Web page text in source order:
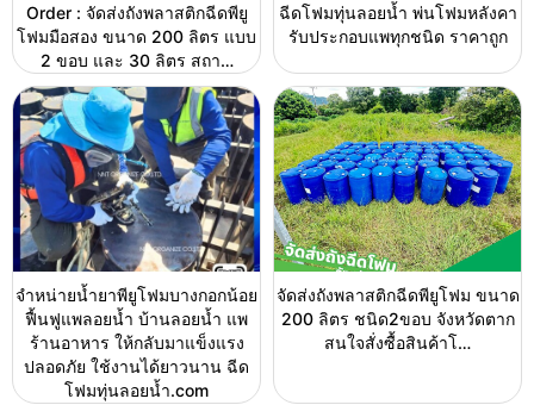
Order : จัดส่งถังพลาสติกฉีดพียู
โฟมมือสอง ขนาด 200 ลิตร แบบ
2 ขอบ และ 30 ลิตร สถา…
ฉีดโฟมทุ่นลอยน้ำ พ่นโฟมหลังคา
รับประกอบแพทุกชนิด ราคาถูก
จำหน่ายน้ำยาพียูโฟมบางกอกน้อย
ฟื้นฟูแพลอยน้ำ บ้านลอยน้ำ แพ
ร้านอาหาร ให้กลับมาแข็งแรง
ปลอดภัย ใช้งานได้ยาวนาน ฉีด
โฟมทุ่นลอยน้ำ.com
จัดส่งถังพลาสติกฉีดพียูโฟม ขนาด
200 ลิตร ชนิด2ขอบ จังหวัดตาก
สนใจสั่งซื้อสินค้าโ…